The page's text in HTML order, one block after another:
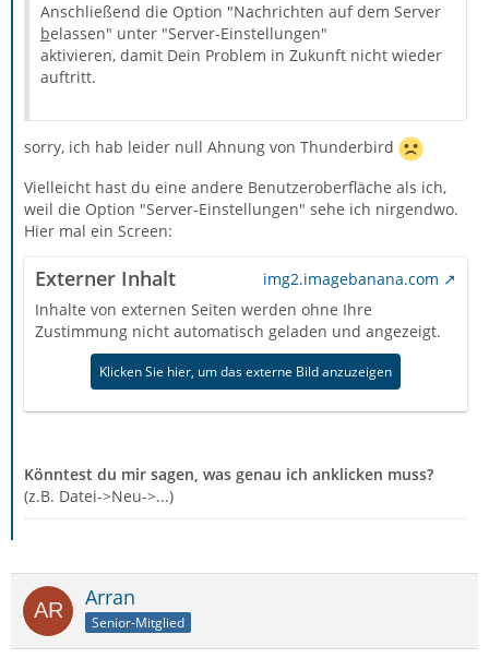
Anschließend die Option "Nachrichten auf dem Server
belassen" unter "Server-Einstellungen"
aktivieren, damit Dein Problem in Zukunft nicht wieder
auftritt.
sorry, ich hab leider null Ahnung von Thunderbird
Vielleicht hast du eine andere Benutzeroberfläche als ich,
weil die Option "Server-Einstellungen" sehe ich nirgendwo.
Hier mal ein Screen:
Externer Inhalt
img2.imagebanana.com
Inhalte von externen Seiten werden ohne Ihre
Zustimmung nicht automatisch geladen und angezeigt.
Klicken Sie hier, um das externe Bild anzuzeigen
Könntest du mir sagen, was genau ich anklicken muss?
(z.B. Datei->Neu->...)
Arran
Senior-Mitglied